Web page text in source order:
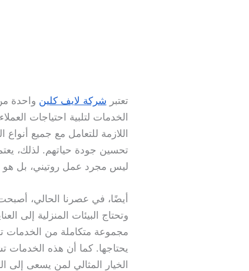
تعتبر شركة لايف كلين واحدة
الخدمات لتلبية احتياجات
اللازمة للتعامل مع جميع
تحسين جودة حياتهم. لذلك،
ليس مجرد عمل روتيني، بل
أيضًا، في عصرنا الحالي،
وتحتاج البيئات المنزلية إلى
مجموعة متكاملة من الخدمات
يحتاجها. كما أن هذه الخدمات
الخيار المثالي لمن يسعى إلى